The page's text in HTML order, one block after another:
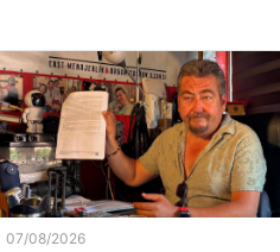
07/08/2026